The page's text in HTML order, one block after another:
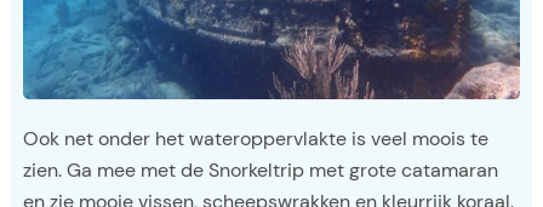
Ook net onder het wateroppervlakte is veel moois te
zien. Ga mee met de Snorkeltrip met grote catamaran
en zie mooie vissen, scheepswrakken en kleurrijk koraal.